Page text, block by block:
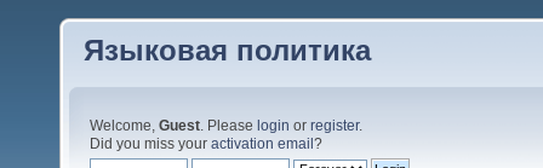
Языковая политика
Welcome, Guest. Please login or register.
Did you miss your activation email ?